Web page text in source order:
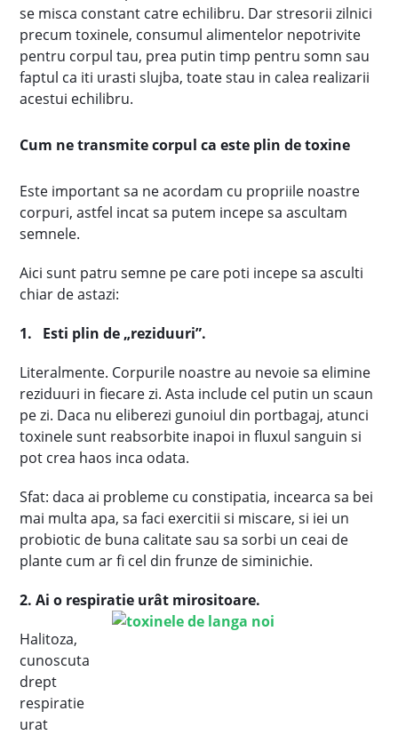
se misca constant catre echilibru. Dar stresorii zilnici
precum toxinele, consumul alimentelor nepotrivite
pentru corpul tau, prea putin timp pentru somn sau
faptul ca iti urasti slujba, toate stau in calea realizarii
acestui echilibru.
Cum ne transmite corpul ca este plin de toxine
Este important sa ne acordam cu propriile noastre
corpuri, astfel incat sa putem incepe sa ascultam
semnele.
Aici sunt patru semne pe care poti incepe sa asculti
chiar de astazi:
1. Esti plin de „reziduuri”.
Literalmente. Corpurile noastre au nevoie sa elimine
reziduuri in fiecare zi. Asta include cel putin un scaun
pe zi. Daca nu eliberezi gunoiul din portbagaj, atunci
toxinele sunt reabsorbite inapoi in fluxul sanguin si
pot crea haos inca odata.
Sfat: daca ai probleme cu constipatia, incearca sa bei
mai multa apa, sa faci exercitii si miscare, si iei un
probiotic de buna calitate sau sa sorbi un ceai de
plante cum ar fi cel din frunze de siminichie.
2. Ai o respiratie urât mirositoare.
Halitoza,
cunoscuta
drept
respiratie
urat